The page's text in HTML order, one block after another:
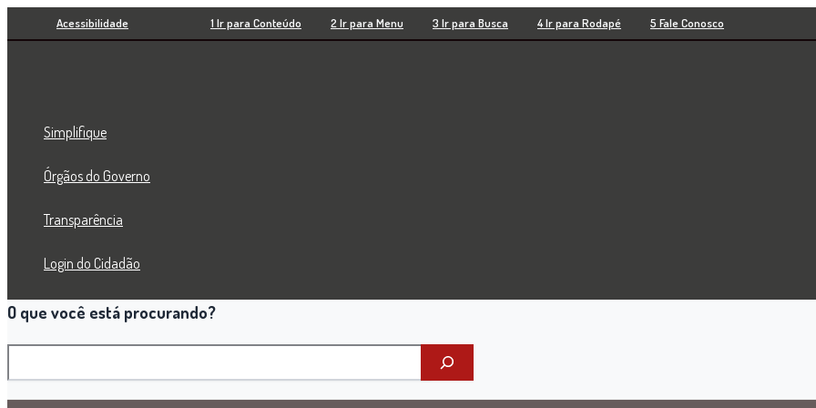
Ir
para
Acessibilidade 1 Ir para Conteúdo 2 Ir para Menu 3 Ir para Busca 4 Ir para Rodapé 5 Fale Conosco
Simplifique
Órgãos do Governo
Transparência
Login do Cidadão
O que você está procurando?
Pesquisar